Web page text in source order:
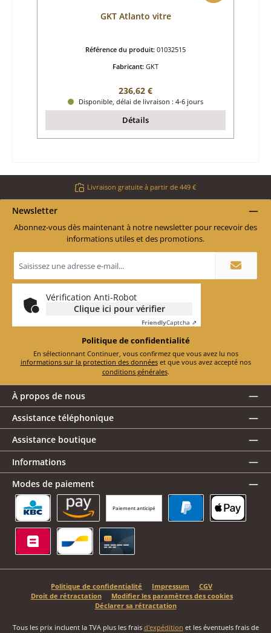
GKT Atlanto vitre
Référence du produit: 01032515
Fabricant: GKT
Prix régulier :
236,62 €
Disponible, délai de livraison : 4-6 jours
Détails
Livraison gratuite à partir de 449 €
Newsletter
Abonnez-vous dès maintenant à notre newsletter pour recevoir des
informations utiles et des promotions.
e-
mail
*
Vérification Anti-Robot
Clique ici pour vérifier
FriendlyCaptcha ⇗
Politique de confidentialité
En sélectionnant Continuer, vous confirmez que vous avez lu nos
informations sur la protection des données
et que vous avez accepté nos
conditions générales.
À propos de nous
Assistance téléphonique
Assistance boutique
Informations
Modes de paiement
Paiement anticipé
KBC/CBC Payment Button
Amazon Pay
Politique de confidentialité Impressum
CGV
Droit de rétractation
Modifier les paramètres des cookies
Déclarer sa rétractation
Tous les prix incluent la TVA plus les frais d'expédition et les éventuels frais de